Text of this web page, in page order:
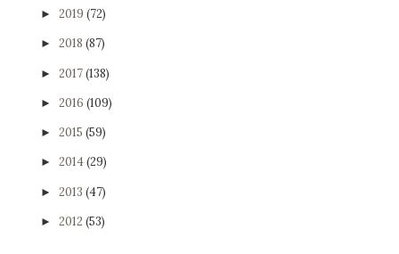
► 2019 (72)
► 2018 (87)
► 2017(138)
► 2016 (109)
► 2015 (59)
► 2014(29)
► 2013 (47)
► 2012 (53)